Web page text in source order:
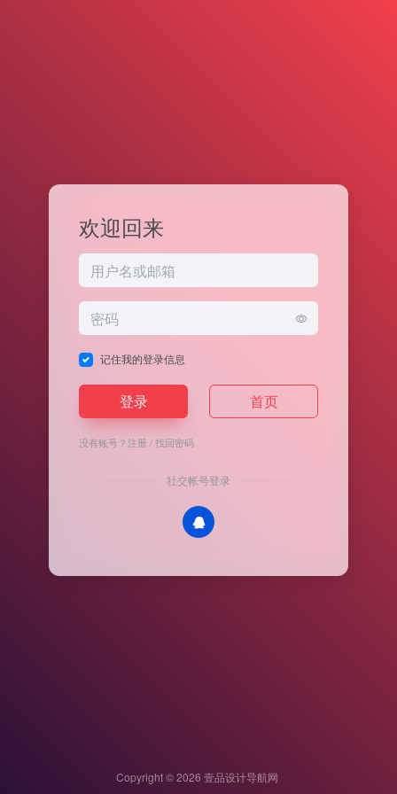
欢迎回来
记住我的登录信息
登录 首页
没有账号？注册/找回密码
社交帐号登录
Copyright © 2026 壹品设计导航网